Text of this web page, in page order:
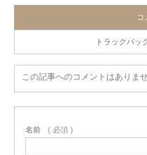
コ
トラックバッ
この記事へのコメントはありませ
名前 ( 必須 )